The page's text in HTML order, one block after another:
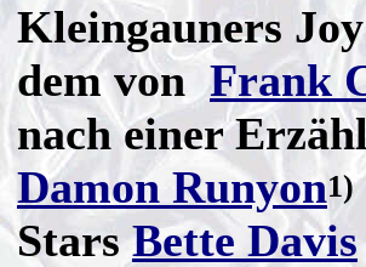
Kleingauners
dem vonFrank
nach einer
Damon Runyon1)
StarsBette Davis